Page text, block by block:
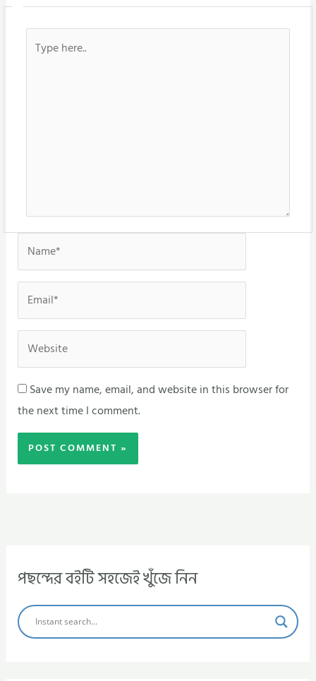
here..
Name*
Email*
Website
Save my name, email, and website in this browser for
the next time I comment.
পছন্দের বইটি সহজেই খুঁজে নিন